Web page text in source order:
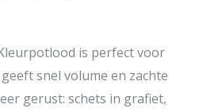
is perfect voor
snel volume en zachte
gerust: schets in grafiet,